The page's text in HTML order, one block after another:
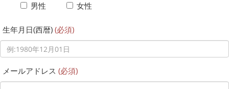
男性 女性
生年月日(西暦) (必須)
メールアドレス (必須)